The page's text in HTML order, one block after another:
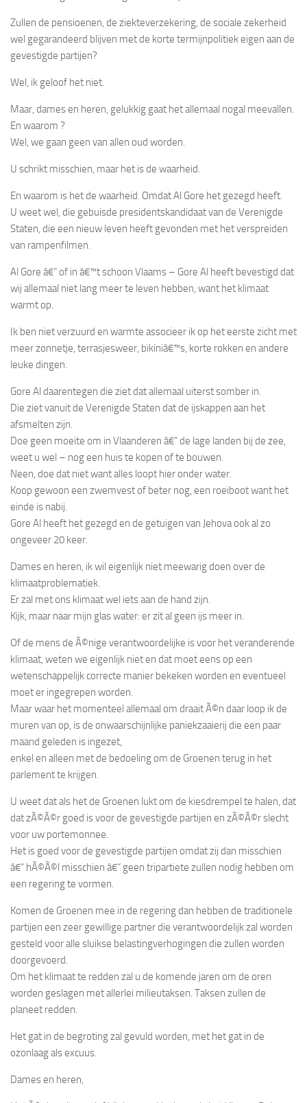
Zullen de pensioenen, de ziekteverzekering, de sociale zekerheid
wel gegarandeerd blijven met de korte termijnpolitiek eigen aan de
gevestigde partijen?
Wel, ik geloof het niet.
Maar, dames en heren, gelukkig gaat het allemaal nogal meevallen.
En waarom ?
Wel, we gaan geen van allen oud worden.
U schrikt misschien, maar het is de waarheid.
En waarom is het de waarheid. Omdat Al Gore het gezegd heeft.
U weet wel, die gebuisde presidentskandidaat van de Verenigde
Staten, die een nieuw leven heeft gevonden met het verspreiden
van rampenfilmen.
Al Gore â€“ of in â€™t schoon Vlaams – Gore Al heeft bevestigd dat
wij allemaal niet lang meer te leven hebben, want het klimaat
warmt op.
Ik ben niet verzuurd en warmte associeer ik op het eerste zicht met
meer zonnetje, terrasjesweer, bikiniâ€™s, korte rokken en andere
leuke dingen.
Gore Al daarentegen die ziet dat allemaal uiterst somber in.
Die ziet vanuit de Verenigde Staten dat de ijskappen aan het
afsmelten zijn.
Doe geen moeite om in Vlaanderen â€“ de lage landen bij de zee,
weet u wel – nog een huis te kopen of te bouwen.
Neen, doe dat niet want alles loopt hier onder water.
Koop gewoon een zwemvest of beter nog, een roeiboot want het
einde is nabij.
Gore Al heeft het gezegd en de getuigen van Jehova ook al zo
ongeveer 20 keer.
Dames en heren, ik wil eigenlijk niet meewarig doen over de
klimaatproblematiek.
Er zal met ons klimaat wel iets aan de hand zijn.
Kijk, maar naar mijn glas water: er zit al geen ijs meer in.
Of de mens de Ã©nige verantwoordelijke is voor het veranderende
klimaat, weten we eigenlijk niet en dat moet eens op een
wetenschappelijk correcte manier bekeken worden en eventueel
moet er ingegrepen worden.
Maar waar het momenteel allemaal om draait Ã©n daar loop ik de
muren van op, is de onwaarschijnlijke paniekzaaierij die een paar
maand geleden is ingezet,
enkel en alleen met de bedoeling om de Groenen terug in het
parlement te krijgen.
U weet dat als het de Groenen lukt om de kiesdrempel te halen, dat
dat zÃ©Ã©r goed is voor de gevestigde partijen en zÃ©Ã©r slecht
voor uw portemonnee.
Het is goed voor de gevestigde partijen omdat zij dan misschien
â€“ hÃ©Ã©l misschien â€“ geen tripartiete zullen nodig hebben om
een regering te vormen.
Komen de Groenen mee in de regering dan hebben de traditionele
partijen een zeer gewillige partner die verantwoordelijk zal worden
gesteld voor alle sluikse belastingverhogingen die zullen worden
doorgevoerd.
Om het klimaat te redden zal u de komende jaren om de oren
worden geslagen met allerlei milieutaksen. Taksen zullen de
planeet redden.
Het gat in de begroting zal gevuld worden, met het gat in de
ozonlaag als excuus.
Dames en heren,